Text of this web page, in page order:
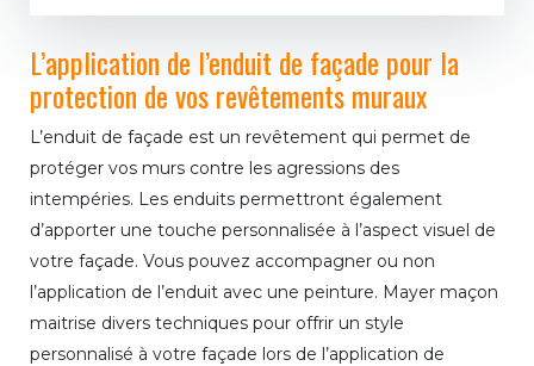
L’application de l’enduit de façade pour la
protection de vos revêtements muraux
L’enduit de façade est un revêtement qui permet de
protéger vos murs contre les agressions des
intempéries. Les enduits permettront également
d’apporter une touche personnalisée à l’aspect visuel de
votre façade. Vous pouvez accompagner ou non
l’application de l’enduit avec une peinture. Mayer maçon
maitrise divers techniques pour offrir un style
personnalisé à votre façade lors de l’application de